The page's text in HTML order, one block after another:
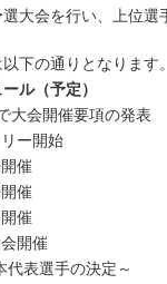
大会を行い、上位選
下の通りとなります。
ル（予定）
会開催要項の発表
ー開始
催
催
催
開催
選手の決定～